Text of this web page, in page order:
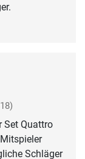
Set Quattro
Schläger